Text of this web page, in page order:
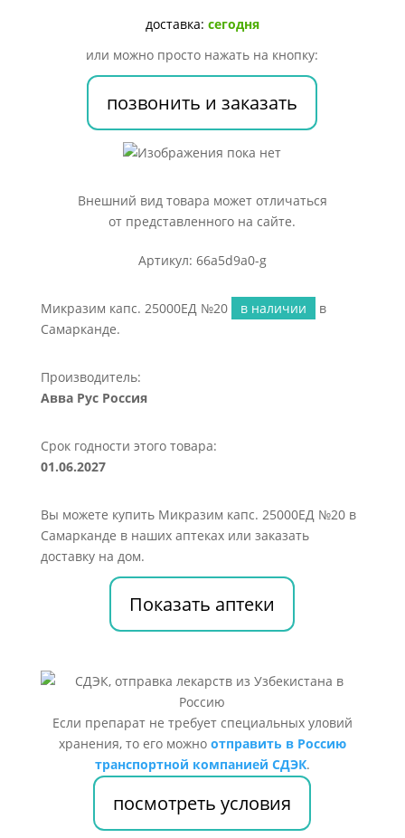
доставка: сегодня
или можно просто нажать на кнопку:
позвонить и заказать
Внешний вид товара может отличаться
от представленного на сайте.
Артикул: 66a5d9a0-g
Микразим капс. 25000ЕД №20 в наличии
в
Самарканде.
Производитель:
Авва Рус Россия
Срок годности этого товара:
01.06.2027
Вы можете купить Микразим капс. 25000ЕД №20 в
Самарканде в наших аптеках или заказать
доставку на дом.
Показать аптеки
Если препарат не требует специальных уловий
хранения, то его можно отправить в Россию
транспортной компанией СДЭК.
посмотреть условия